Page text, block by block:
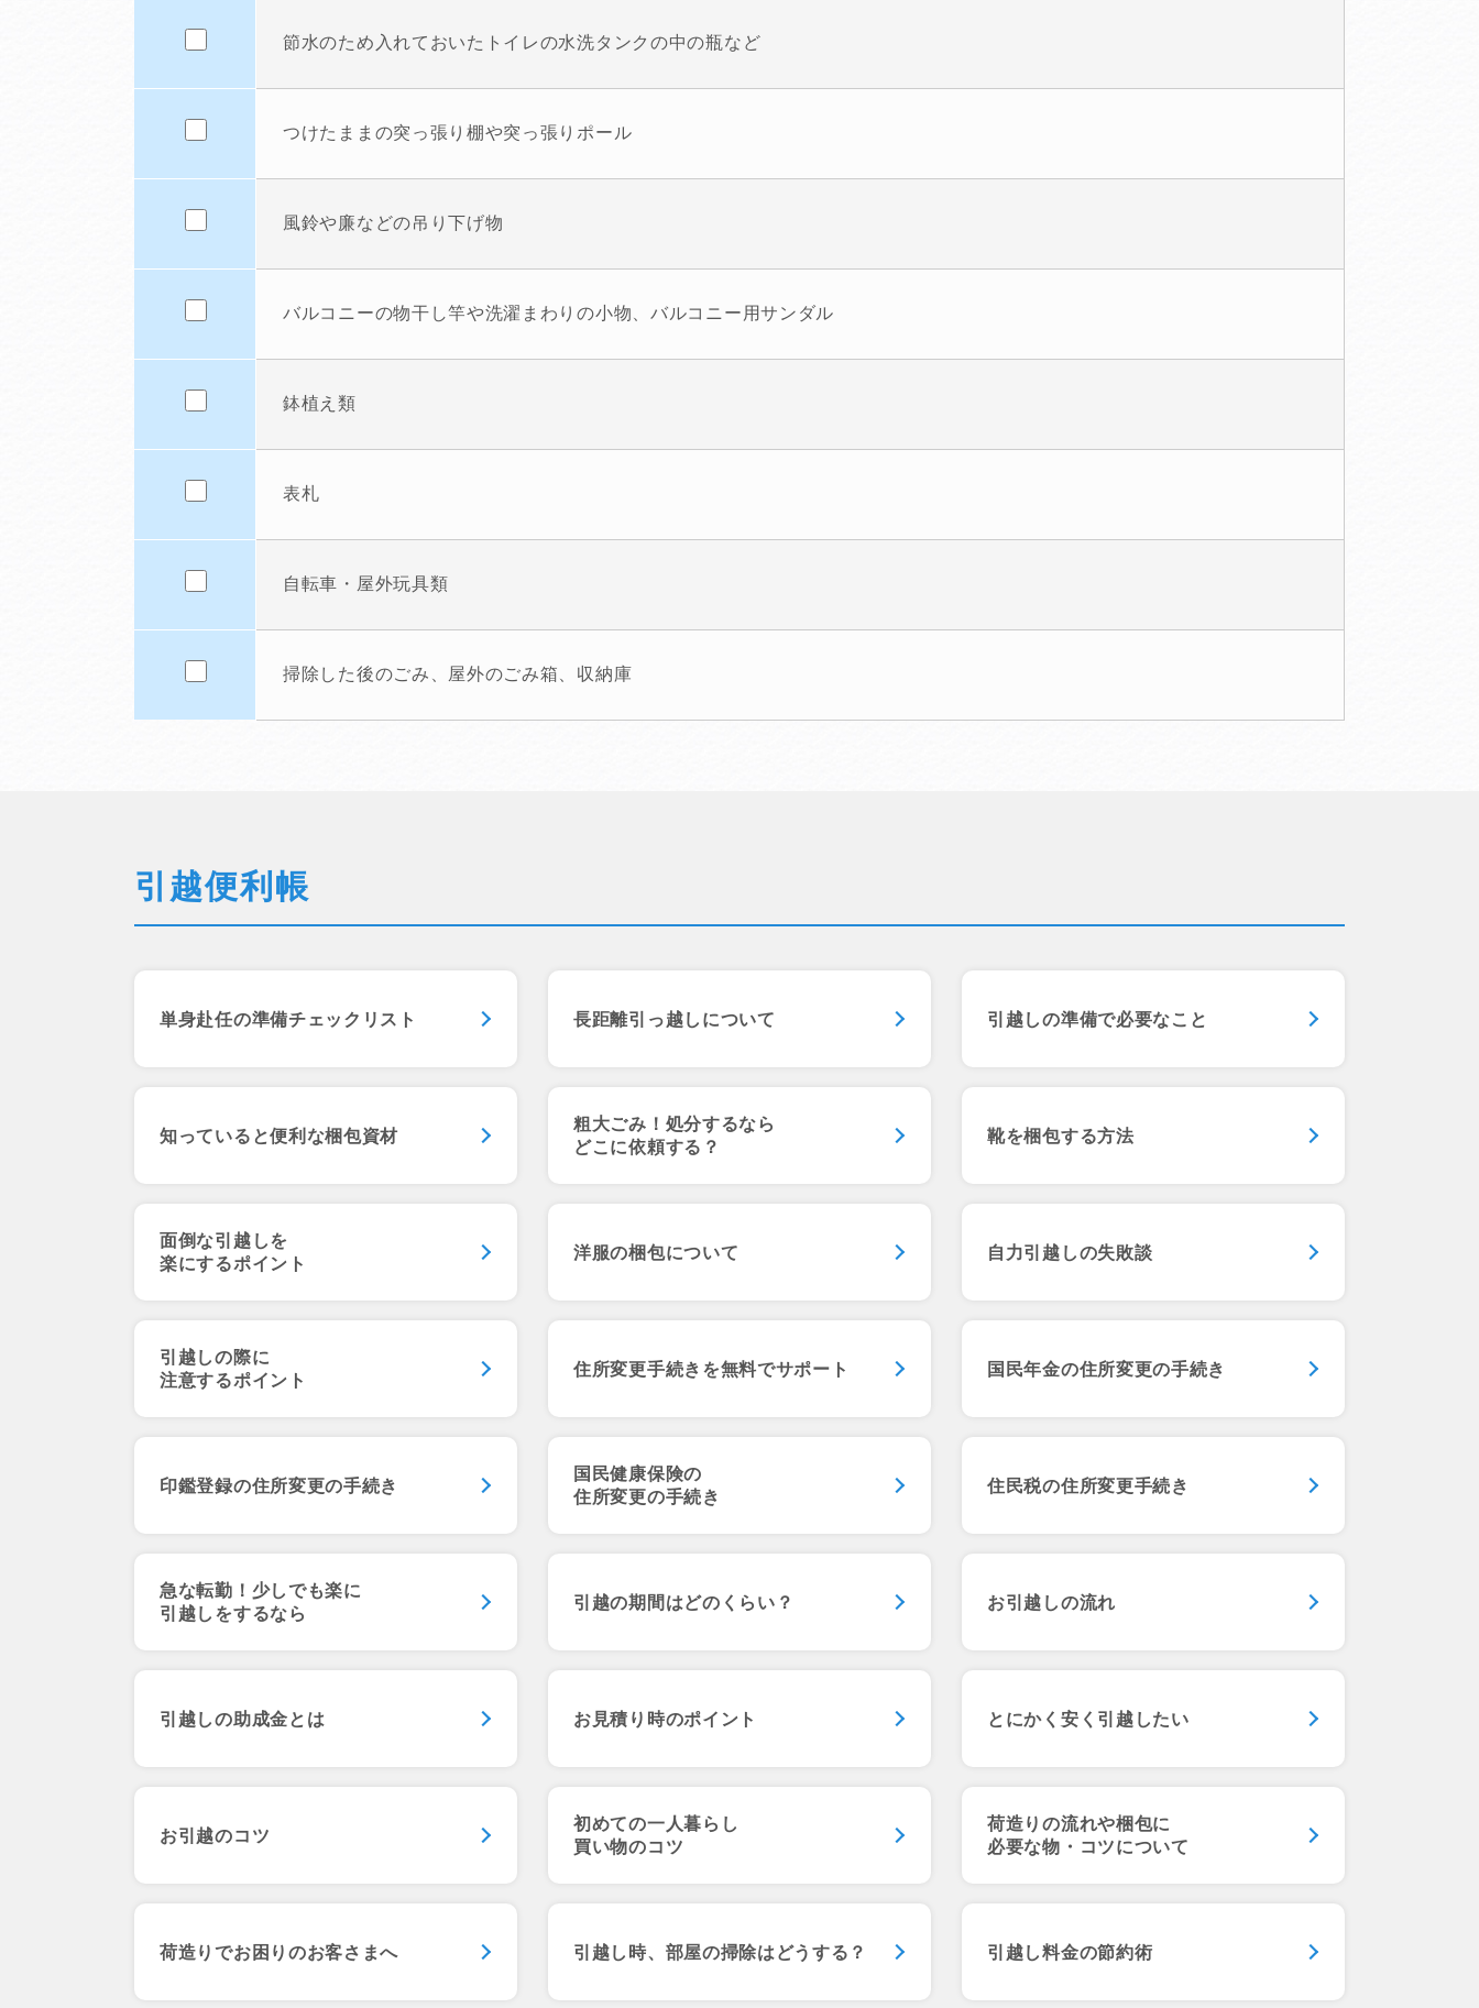
節水のため入れておいたトイレの水洗タンクの中の瓶など
つけたままの突っ張り棚や突っ張りポール
風鈴や廉などの吊り下げ物
バルコニーの物干し竿や洗濯まわりの小物、バルコニー用サンダル
鉢植え類
表札
自転車・屋外玩具類
掃除した後のごみ、屋外のごみ箱、収納庫
引越便利帳
単身赴任の準備チェックリスト 長距離引っ越しについて 引越しの準備で必要なこと
知っていると便利な梱包資材
粗大ごみ！処分するなら
どこに依頼する？
靴を梱包する方法
面倒な引越しを
楽にするポイント
洋服の梱包について 自力引越しの失敗談
引越しの際に
注意するポイント
住所変更手続きを無料でサポート 国民年金の住所変更の手続き
印鑑登録の住所変更の手続き
国民健康保険の
住所変更の手続き
住民税の住所変更手続き
急な転勤！少しでも楽に
引越しをするなら
引越の期間はどのくらい？ お引越しの流れ
引越しの助成金とは お見積り時のポイント とにかく安く引越したい
お引越のコツ
初めての一人暮らし
買い物のコツ
荷造りの流れや梱包に
必要な物・コツについて
荷造りでお困りのお客さまへ 引越し時、部屋の掃除はどうする？ 引越し料金の節約術